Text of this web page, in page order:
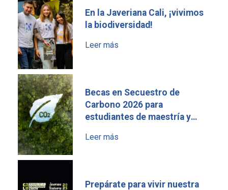
En la Javeriana Cali, ¡vivimos
la biodiversidad!
Leer más
Becas en Secuestro de
Carbono 2026 para
estudiantes de maestría y
Leer más
Prepárate para vivir nuestra